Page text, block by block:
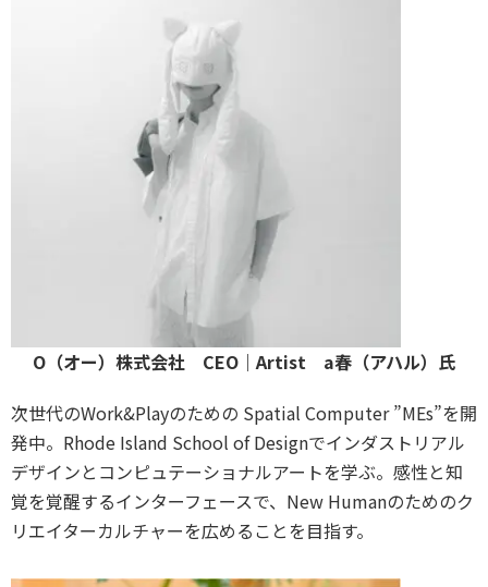
O（オー）株式会社 CEO｜Artist a春（アハル）氏
次世代のWork&Playのための Spatial Computer ”MEs”を開
発中。Rhode Island School of Designでインダストリアル
デザインとコンピュテーショナルアートを学ぶ。感性と知
覚を覚醒するインターフェースで、New Humanのためのク
リエイターカルチャーを広めることを目指す。